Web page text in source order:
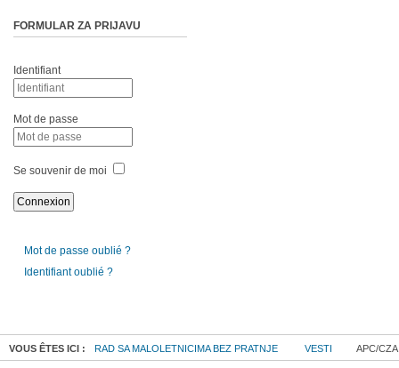
FORMULAR ZA PRIJAVU
Identifiant
Mot de passe
Se souvenir de moi
Mot de passe oublié ?
Identifiant oublié ?
VOUS ÊTES ICI : RAD SA MALOLETNICIMA BEZ PRATNJE VESTI APC/CZA